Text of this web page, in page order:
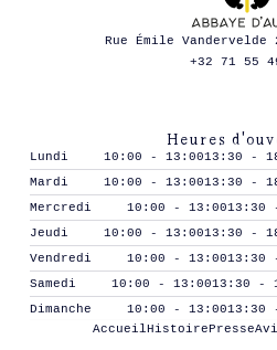
Rue Émile Vandervelde
+32 71 55
Heures
Lundi 10:00 - 13:0013:30 -
Mardi
10:00 - 13:0013:30 -
Mercredi
10:00 - 13:0013:30
Jeudi
10:00 - 13:0013:30 -
Vendredi
10:00 - 13:0013:30
Samedi
10:00 - 13:0013:30 -
Dimanche
10:00 - 13:0013:30
AccueilHistoirePresse